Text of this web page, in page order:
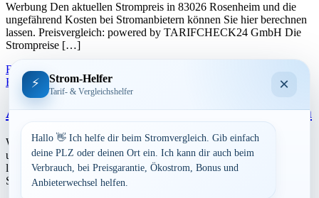
Werbung Den aktuellen Strompreis in 83026 Rosenheim und die
ungefährend Kosten bei Stromanbietern können Sie hier berechnen
lassen. Preisvergleich: powered by TARIFCHECK24 GmbH Die
Strompreise […]
Read More
Bayern
Aktuelle Strompreise in 83024 Rosenheim
Werbung Den aktuellen Strompreis in 83024 Rosenheim und die
ungefährend Kosten bei Stromanbietern können Sie hier berechnen
lassen. Preisvergleich: powered by TARIFCHECK24 GmbH Die
Strompreise […]
⚡ Strom-Helfer
Tarif- & Vergleichshelfer ×
Hallo 👋 Ich helfe dir beim Stromvergleich. Gib einfach
deine PLZ oder deinen Ort ein. Ich kann dir auch beim
Verbrauch, bei Preisgarantie, Ökostrom, Bonus und
Anbieterwechsel helfen.